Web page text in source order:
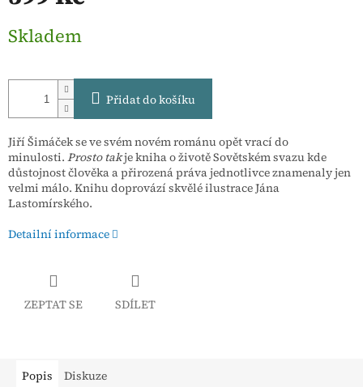
cena:
Skladem
Přidat do košíku
Jiří Šimáček se ve svém novém románu opět vrací do
minulosti. Prosto takje kniha o životě Sovětském svazu kde
důstojnost člověka a přirozená práva jednotlivce znamenaly jen
velmi málo. Knihu doprovází skvělé ilustrace Jána
Lastomírského.
Detailní informace
ZEPTAT SE SDÍLET
Popis Diskuze